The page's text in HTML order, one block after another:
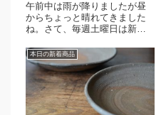
午前中は雨が降りましたが昼
からちょっと晴れてきました
ね。さて、毎週土曜日は新着
近藤正彦作 正方小皿 ５
点。四角い造形に牡丹餅の景
色が愉しめる小皿、水曜日に
アップした正方皿に重ねて焼
かれたものです。荒い土が使
われてい...
本日の新着商品